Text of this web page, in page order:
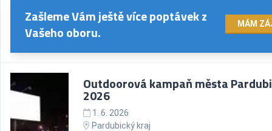
Zašleme Vám ještě více poptávek z
Vašeho oboru.
MÁM
Outdoorová kampaň města
2026
1. 6. 2026
Pardubický kraj